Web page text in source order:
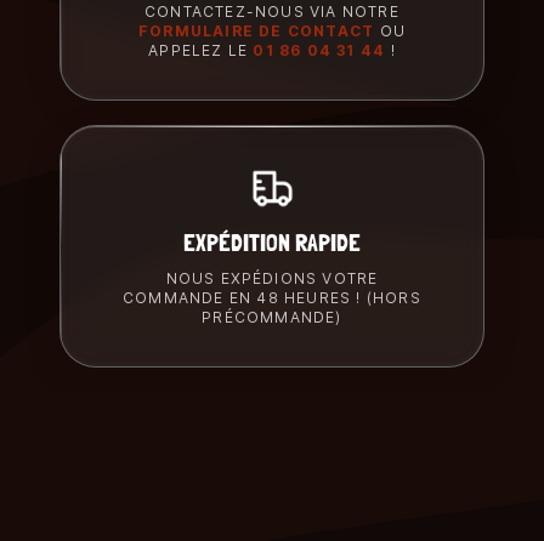
CONTACTEZ-NOUS VIA NOTRE
FORMULAIRE DE CONTACT OU
APPELEZ LE 01 86 04 31 44 !
EXPÉDITION RAPIDE
NOUS EXPÉDIONS VOTRE
COMMANDE EN 48 HEURES ! (HORS
PRÉCOMMANDE)